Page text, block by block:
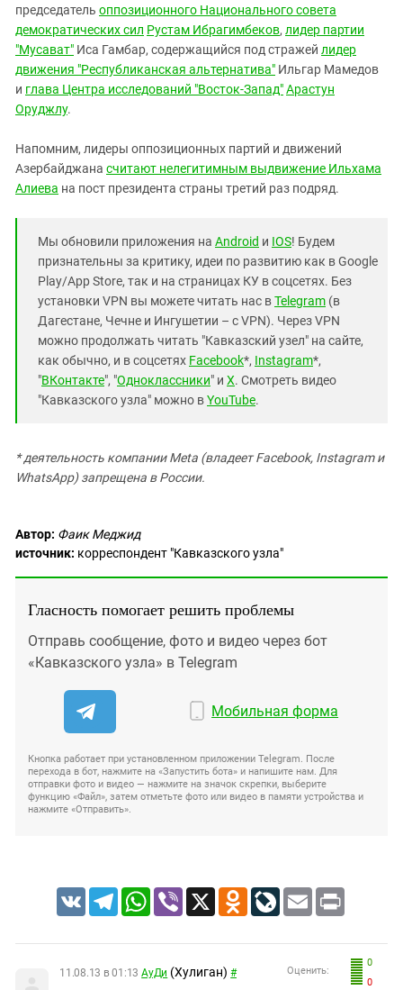
председатель оппозиционного Национального совета
демократических сил Рустам Ибрагимбеков, лидер партии
"Мусават" Иса Гамбар, содержащийся под стражей лидер
движения "Республиканская альтернатива" Ильгар Мамедов
и глава Центра исследований "Восток-Запад"Арастун
Оруджлу.
Напомним, лидеры оппозиционных партий и движений
Азербайджана считают нелегитимным выдвижение Ильхама
Алиева на пост президента страны третий раз подряд.
Мы обновили приложения на Android и IOS! Будем
признательны за критику, идеи по развитию как в Google
Play/App Store, так и на страницах КУ в соцсетях. Без
установки VPN вы можете читать нас вTelegram (в
Дагестане, Чечне и Ингушетии – с VPN). Через VPN
можно продолжать читать "Кавказский узел" на сайте,
как обычно, и в соцсетях Facebook*, Instagram*,
"ВКонтакте", "Одноклассники" и X. Смотреть видео
"Кавказского узла" можно вYouTube.
* деятельность компании Meta (владеет Facebook, Instagram и
WhatsApp) запрещена в России.
Автор: Фаик Меджид
источник: корреспондент "Кавказского узла"
Гласность помогает решить проблемы
Отправь сообщение, фото и видео через бот
«Кавказского узла» в Telegram
Мобильная форма
Кнопка работает при установленном приложении Telegram. После
перехода в бот, нажмите на «Запустить бота» и напишите нам. Для
отправки фото и видео — нажмите на значок скрепки, выберите
функцию «Файл», затем отметьте фото или видео в памяти устройства и
нажмите «Отправить».
VK TelegramWhatsApp
Viber X Odnoklassniki
LiveJournal
Email Print
0
0
Оценить:
11.08.13 в 01:13 АуДи (Хулиган) #